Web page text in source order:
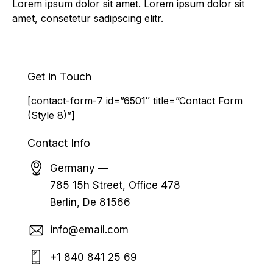
Lorem ipsum dolor sit amet. Lorem ipsum dolor sit
amet, consetetur sadipscing elitr.
Get in Touch
[contact-form-7 id=”6501″ title=”Contact Form
(Style 8)”]
Contact Info
Germany —
785 15h Street, Office 478
Berlin, De 81566
info@email.com
+1 840 841 25 69